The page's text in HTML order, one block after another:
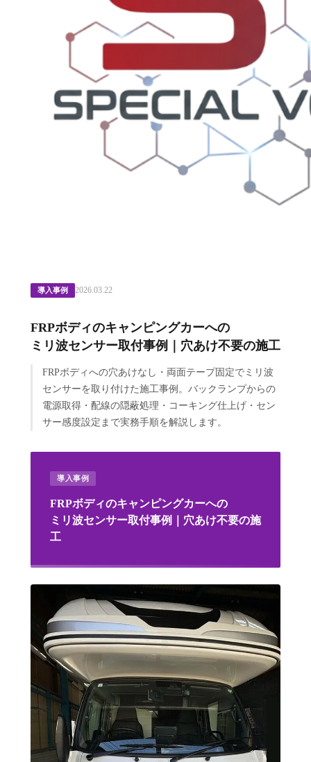
導入事例 2026.03.22
FRPボディのキャンピングカーへの
ミリ波センサー取付事例｜穴あけ不要の施工
FRPボディへの穴あけなし・両面テープ固定でミリ波
センサーを取り付けた施工事例。バックランプからの
電源取得・配線の隠蔽処理・コーキング仕上げ・セン
サー感度設定まで実務手順を解説します。
導入事例
FRPボディのキャンピングカーへの
ミリ波センサー取付事例｜穴あけ不要の施
工